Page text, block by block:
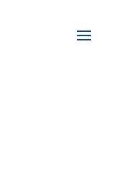
Toggle